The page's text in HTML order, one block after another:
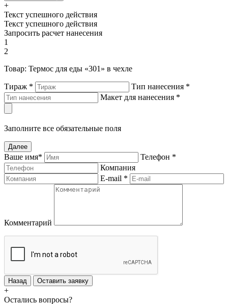
+
Текст успешного действия
Текст успешного действия
Запросить расчет нанесения
1
2
Товар: Термос для еды «301» в чехле
Тираж * Тип нанесения *
Макет для нанесения *
Заполните все обязательные поля
Далее
Ваше имя* Телефон *
Компания
E-mail *
Комментарий
Назад Оставить заявку
+
Остались вопросы?